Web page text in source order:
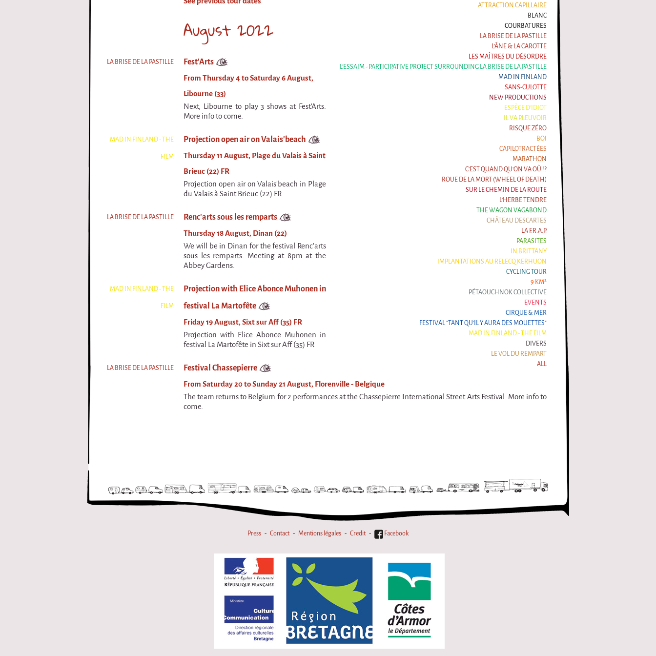
i
r
q
u
e
ATTRACTION CAPILLAIRE
BLANC
COURBATURES
LA BRISE DE LA PASTILLE
L'ÂNE & LA CAROTTE
LES MAÎTRES DU DÉSORDRE
L'ESSAIM - PARTICIPATIVE PROJECT SURROUNDING LA BRISE DE LA PASTILLE
MAD IN FINLAND
SANS-CULOTTE
NEW PRODUCTIONS
ESPÈCE D'IDIOT
IL VA PLEUVOIR
RISQUE ZÉRO
BOI
CAPILOTRACTÉES
MARATHON
C'EST QUAND QU'ON VA OÙ !?
ROUE DE LA MORT (WHEEL OF DEATH)
SUR LE CHEMIN DE LA ROUTE
L'HERBE TENDRE
THE WAGON VAGABOND
CHÂTEAU DESCARTES
LA F.R.A.P.
PARASITES
IN BRITTANY
IMPLANTATIONS AU RELECQ KERHUON
CYCLING TOUR
9 KM²
PÉTAOUCHNOK COLLECTIVE
EVENTS
CIRQUE & MER
FESTIVAL "TANT QU'IL Y AURA DES MOUETTES"
MAD IN FINLAND - THE FILM
DIVERS
LE VOL DU REMPART
ALL
August 2022
LA BRISE DE LA PASTILLE Fest'Arts
From Thursday 4 to Saturday 6 August,
Libourne (33)
Next, Libourne to play 3 shows at Fest'Arts.
More info to come.
MAD IN FINLAND - THE
FILM
Projection open air on Valais'beach
Thursday 11 August, Plage du Valais à Saint
Brieuc (22) FR
Projection open air on Valais'beach in Plage
du Valais à Saint Brieuc (22) FR
LA BRISE DE LA PASTILLE Renc'arts sous les remparts
Thursday 18 August, Dinan (22)
We will be in Dinan for the festival Renc'arts
sous les remparts. Meeting at 8pm at the
Abbey Gardens.
MAD IN FINLAND - THE
FILM
Projection with Elice Abonce Muhonen in
festival La Martofête
Friday 19 August, Sixt sur Aff (35) FR
Projection with Elice Abonce Muhonen in
festival La Martofête in Sixt sur Aff (35) FR
LA BRISE DE LA PASTILLE Festival Chassepierre
From Saturday 20 to Sunday 21 August, Florenville - Belgique
The team returns to Belgium for 2 performances at the Chassepierre International Street Arts Festival. More info to
come.
Press Contact Mentions légales Credit Facebook